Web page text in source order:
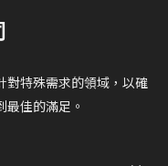
對特殊需求的領域，以確
佳的滿足。